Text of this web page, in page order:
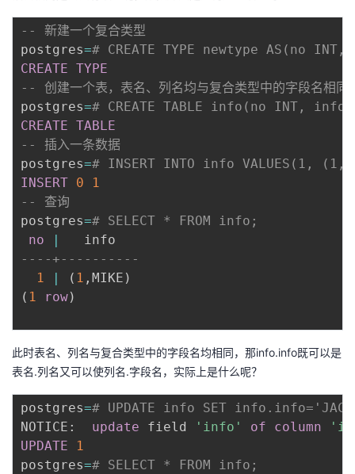
-- 新建一个复合类型
postgres=# CREATE TYPE newtype AS(no
CREATE TYPE
-- 创建一个表，表名、列名均与复合类型中的字段名相同
postgres=# CREATE TABLE info(no INT, info
CREATE TABLE
-- 插入一条数据
postgres=# INSERT INTO info VALUES(1,
INSERT 0
1
-- 查询
postgres=# SELECT * FROM info;
no
|
----+----------
1
| ( 1 , MIKE )
( 1 row)
此时表名、列名与复合类型中的字段名均相同，那info.info既可以是
表名.列名又可以使列名.字段名，实际上是什么呢？
postgres=# UPDATE info SET info.info='JACK'
NOTICE: update field 'info' of column
UPDATE
1
postgres=# SELECT * FROM info;